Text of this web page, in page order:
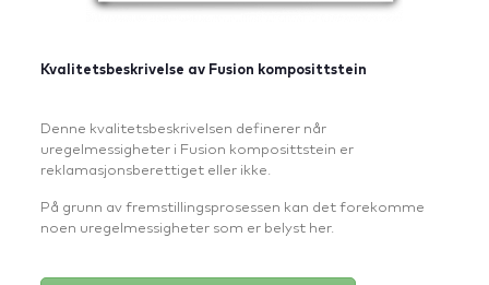
Kvalitetsbeskrivelse av Fusion komposittstein
Denne kvalitetsbeskrivelsen definerer når
uregelmessigheter i Fusion komposittstein er
reklamasjonsberettiget eller ikke.
På grunn av fremstillingsprosessen kan det forekomme
noen uregelmessigheter som er belyst her.